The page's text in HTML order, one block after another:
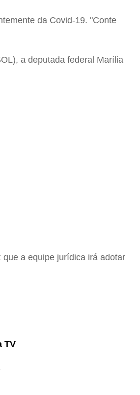
da Covid-19. "Conte
a deputada federal Marília
a equipe jurídica irá adotar
TV